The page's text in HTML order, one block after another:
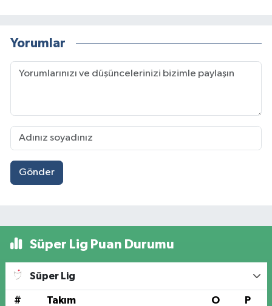
Yorumlar
Gönder
Süper Lig Puan Durumu
Süper Lig
# Takım O P